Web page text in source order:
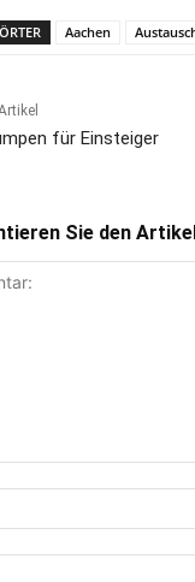
Aachen
für Einsteiger
Sie den